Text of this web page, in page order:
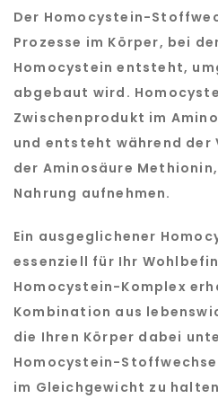
Der Homocystein-
Prozesse im Körper, bei
Homocystein entsteht,
abgebaut wird.
Zwischenprodukt im
und entsteht während der
der Aminosäure
Nahrung aufnehmen.
Ein ausgeglichener
essenziell für Ihr
Homocystein-Komplex
Kombination aus
die Ihren Körper dabei
Homocystein-
im Gleichgewicht zu